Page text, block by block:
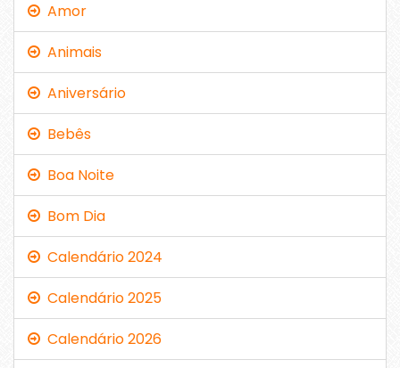
Amor
Animais
Aniversário
Bebês
Boa Noite
Bom Dia
Calendário 2024
Calendário 2025
Calendário 2026